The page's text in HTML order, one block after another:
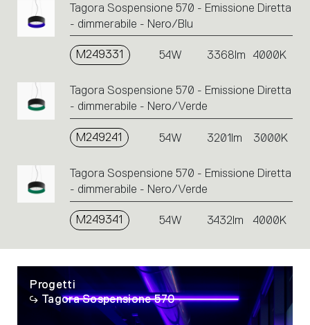
Tagora Sospensione 570 - Emissione Diretta
- dimmerabile - Nero/Blu
M249331 54W 3368lm 4000K
Tagora Sospensione 570 - Emissione Diretta
- dimmerabile - Nero/Verde
M249241 54W 3201lm 3000K
Tagora Sospensione 570 - Emissione Diretta
- dimmerabile - Nero/Verde
M249341 54W 3432lm 4000K
Progetti
Tagora Sospensione 570